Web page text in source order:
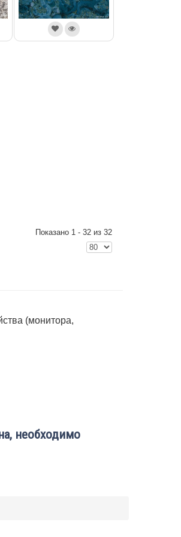
Показано 1 - 32 из 32
(монитора,
необходимо